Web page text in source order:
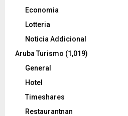
Economia
Lotteria
Noticia Addicional
Aruba Turismo (1,019)
General
Hotel
Timeshares
Restaurantnan